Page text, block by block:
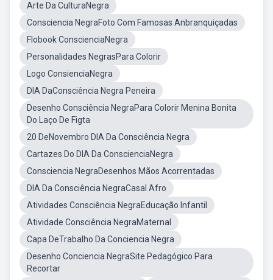
Arte Da CulturaNegra
Consciencia NegraFoto Com Famosas Anbranquiçadas
Flobook ConscienciaNegra
Personalidades NegrasPara Colorir
Logo ConsienciaNegra
DIA DaConsciência Negra Peneira
Desenho Consciência NegraPara Colorir Menina Bonita
Do Laço De Figta
20 DeNovembro DIA Da Consciência Negra
Cartazes Do DIA Da ConscienciaNegra
Consciencia NegraDesenhos Mãos Acorrentadas
DIA Da Consciência NegraCasal Afro
Atividades Consciência NegraEducação Infantil
Atividade Consciência NegraMaternal
Capa DeTrabalho Da Conciencia Negra
Desenho Conciencia NegraSite Pedagógico Para
Recortar